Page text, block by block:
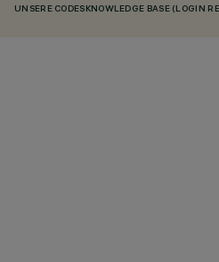
UNSERE CODES KNOWLEDGE BASE (LOGIN